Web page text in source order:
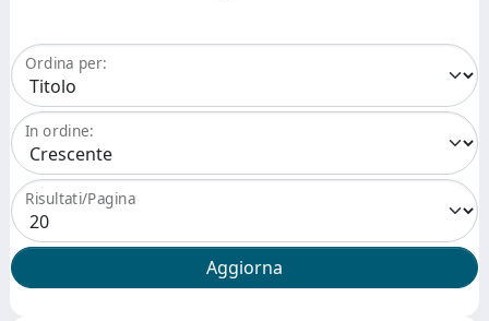
Ordina per:
In ordine:
Risultati/Pagina